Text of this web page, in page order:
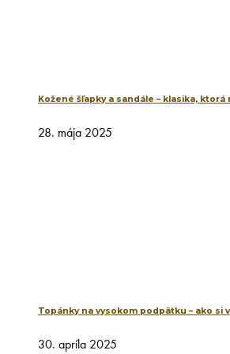
Kožené šľapky a sandále – klasika,
28. mája 2025
Topánky na vysokom podpätku – ako si
30. apríla 2025